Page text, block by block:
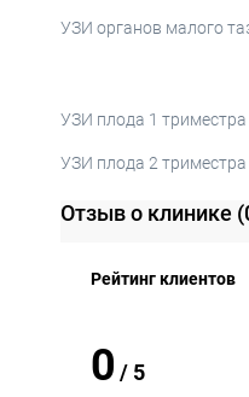
УЗИ органов малого
УЗИ плода 1
УЗИ плода 2
Отзыв о клинике
Рейтинг клиентов
0 / 5